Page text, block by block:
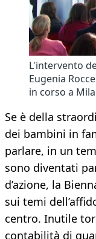
L'intervento
Eugenia
in corso a
Se è della
dei bambini in
parlare, in un
sono diventati
d’azione, la
sui temi
centro. Inutile
contabilità di